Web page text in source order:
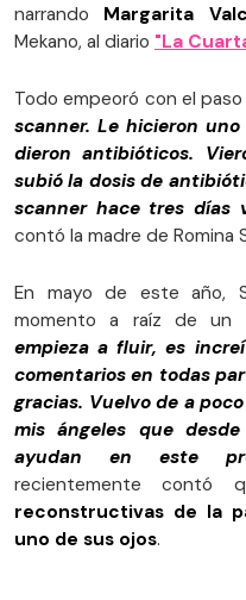
narrando Margarita
Mekano, al diario "La
Todo empeoró con el
scanner. Le hicieron
dieron antibióticos.
subió la dosis de
scanner hace tres días
contó la madre de Romina
En mayo de este año,
momento a raíz de un
empieza a fluir, es
comentarios en todas
gracias. Vuelvo de a
mis ángeles que
ayudan en este
recientemente contó
reconstructivas de la
uno de sus ojos.